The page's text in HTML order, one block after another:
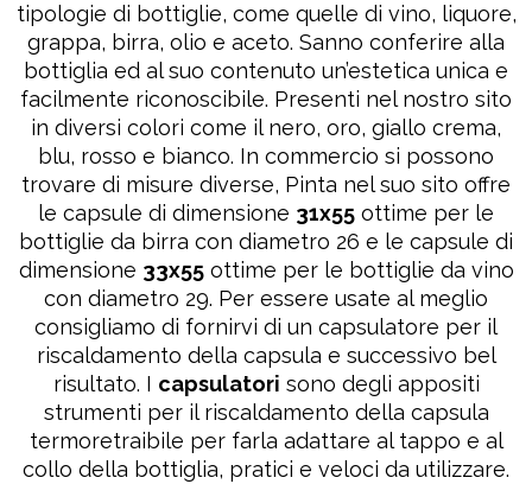
tipologie di bottiglie, come quelle di vino, liquore,
grappa, birra, olio e aceto. Sanno conferire alla
bottiglia ed al suo contenuto un’estetica unica e
facilmente riconoscibile. Presenti nel nostro sito
in diversi colori come il nero, oro, giallo crema,
blu, rosso e bianco. In commercio si possono
trovare di misure diverse, Pinta nel suo sito offre
le capsule di dimensione 31x55 ottime per le
bottiglie da birra con diametro 26 e le capsule di
dimensione 33x55ottime per le bottiglie da vino
con diametro 29. Per essere usate al meglio
consigliamo di fornirvi di un capsulatore per il
riscaldamento della capsula e successivo bel
risultato. I capsulatori sono degli appositi
strumenti per il riscaldamento della capsula
termoretraibile per farla adattare al tappo e al
collo della bottiglia, pratici e veloci da utilizzare.